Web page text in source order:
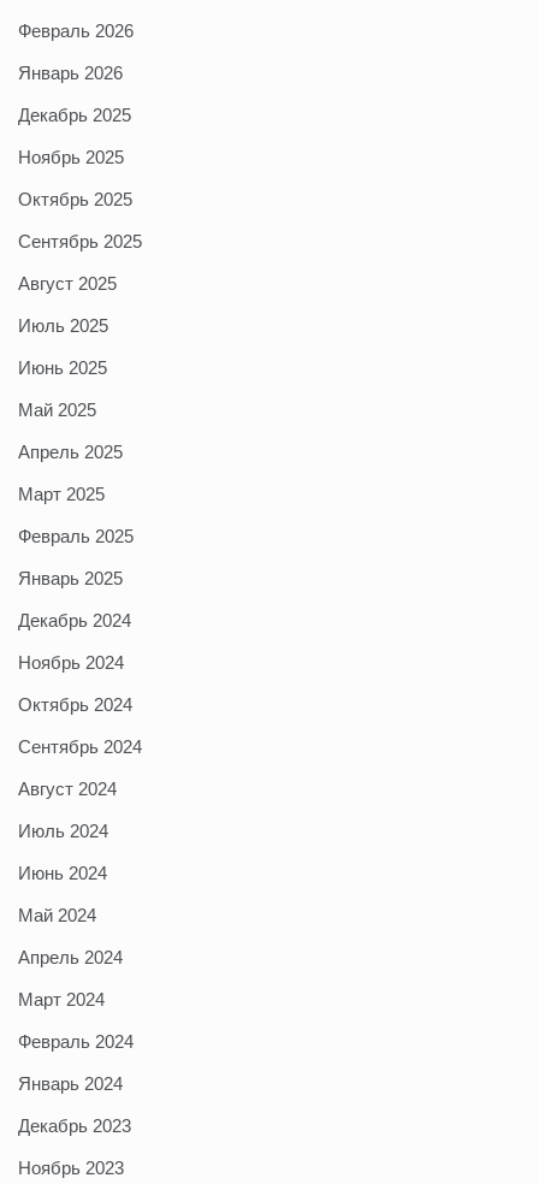
Февраль 2026
Январь 2026
Декабрь 2025
Ноябрь 2025
Октябрь 2025
Сентябрь 2025
Август 2025
Июль 2025
Июнь 2025
Май 2025
Апрель 2025
Март 2025
Февраль 2025
Январь 2025
Декабрь 2024
Ноябрь 2024
Октябрь 2024
Сентябрь 2024
Август 2024
Июль 2024
Июнь 2024
Май 2024
Апрель 2024
Март 2024
Февраль 2024
Январь 2024
Декабрь 2023
Ноябрь 2023